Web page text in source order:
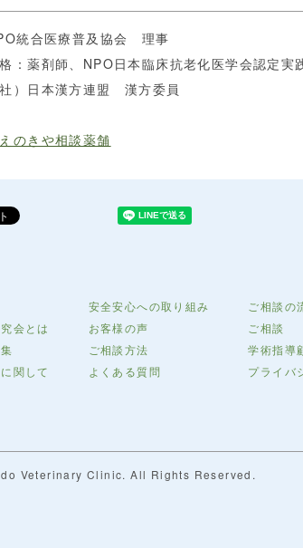
統合医療普及協会 理事
：薬剤師、NPO日本臨床抗老化医学会認定実
社）日本漢方連盟 漢方委員
えのきや相談薬舗
会とは
関して
安全安心への取り組み
お客様の声
ご相談方法
よくある質問
ご相談の
ご相談
学術指導
プライバ
Veterinary Clinic. All Rights Reserved.